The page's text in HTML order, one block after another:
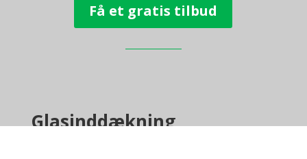
Få et gratis tilbud
Glasinddækning